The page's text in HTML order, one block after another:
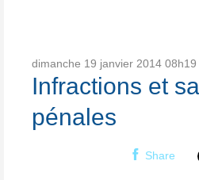
dimanche 19 janvier 2014 08h19
Infractions et
pénales
Share